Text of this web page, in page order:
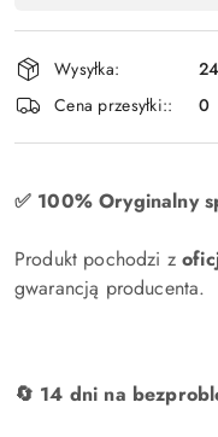
,
płatność
i
dostawa
Wysyłka:
Cena przesyłki::
0
✅ 100% Oryginalny
Produkt pochodzi z
gwarancją producenta.
🔄 14 dni na